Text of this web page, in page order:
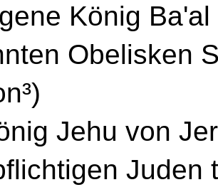
König
Obelisken
Jehu von
Juden